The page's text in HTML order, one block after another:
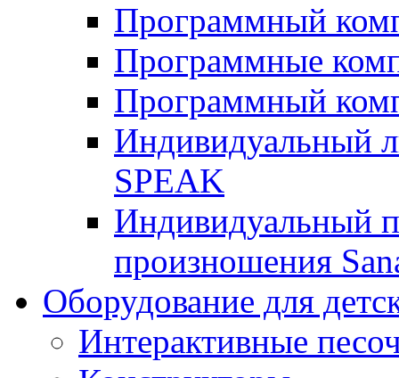
Программный
Программные
Программный
Индивидуальный
SPEAK
Индивидуальный
произношения
Оборудование для
Интерактивные